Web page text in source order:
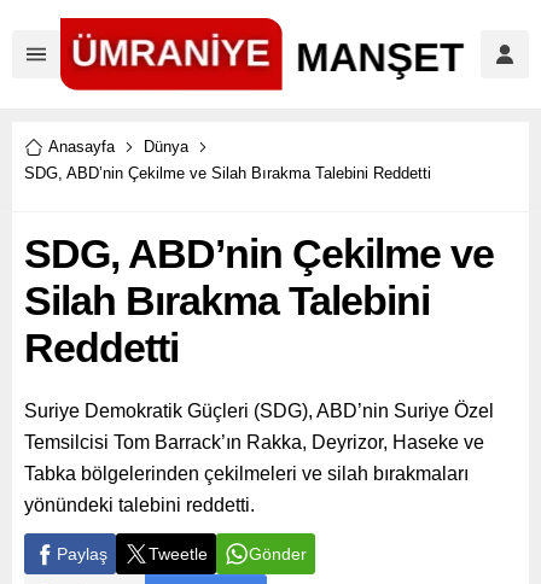
Anasayfa
Dünya
SDG, ABD’nin Çekilme ve Silah Bırakma Talebini Reddetti
SDG, ABD’nin Çekilme ve
Silah Bırakma Talebini
Reddetti
Suriye Demokratik Güçleri (SDG), ABD’nin Suriye Özel
Temsilcisi Tom Barrack’ın Rakka, Deyrizor, Haseke ve
Tabka bölgelerinden çekilmeleri ve silah bırakmaları
yönündeki talebini reddetti.
Paylaş Tweetle Gönder